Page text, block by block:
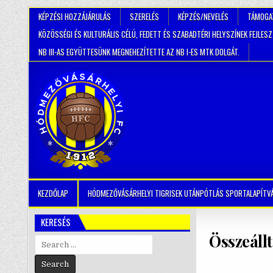
KÉPZÉSI HOZZÁJÁRULÁS SZERELÉS KÉPZÉS/NEVELÉS
KÖZÖSSÉGI ÉS KULTURÁLIS CÉLÚ, FEDETT ÉS SZABADTÉRI HELYSZÍNEK
NB III-AS EGYÜTTESÜNK MEGNEHEZÍTETTE AZ NB I-ES MTK DOLGÁT.
KEZDŐLAP HÓDMEZŐVÁSÁRHELYI TIGRISEK UTÁNPÓTLÁS
KERESÉS
Search
for: